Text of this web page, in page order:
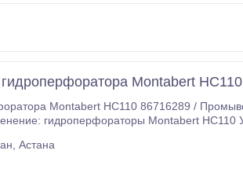
Montabert HC110
/ Промывочная форсунка / Flushing nozzle
Астана